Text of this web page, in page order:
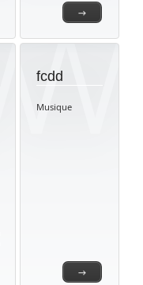
→
→
fcdd
Musique